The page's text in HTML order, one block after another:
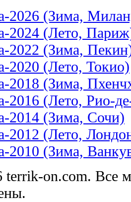
2026 (Зима,
2024 (Лето,
2022 (Зима,
2020 (Лето, Токио)
2018 (Зима,
2016 (Лето, Рио-
2014 (Зима, Сочи)
2012 (Лето,
2010 (Зима,
on.com. Все